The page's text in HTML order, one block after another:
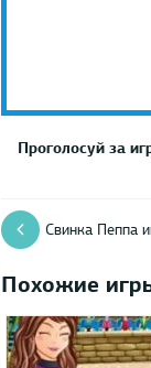
Проголосуй за
Свинка Пеппа
Похожие